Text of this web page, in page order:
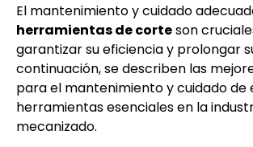
El mantenimiento y cuidado
herramientas de corteson
garantizar su eficiencia y prolongar
continuación, se describen las
para el mantenimiento y cuidado de
herramientas esenciales en la
mecanizado.